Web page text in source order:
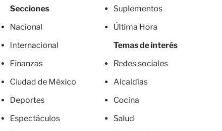
Secciones
Nacional
Internacional
Finanzas
Ciudad de México
Deportes
Espectáculos
Suplementos
Última Hora
Temas de interés
Redes sociales
Alcaldías
Cocina
Salud